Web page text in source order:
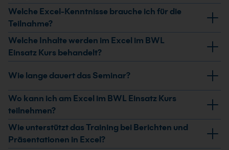
Das Seminar richtet sich an Fachkräfte aus Personal,
Organisation, EDV, Rechnungswesen, Marketing,
Vertrieb und Verwaltung. Es passt, wenn Du Excel für
betriebswirtschaftliche Auswertungen, Berichte und
teamorientierte Arbeit nutzt.
Welche Excel-Kenntnisse brauche ich für die
Teilnahme?
Du solltest Grund- und Aufbaukenntnisse in Excel
mitbringen. So kannst Du die Inhalte zu
Datenaustausch, Auswertung, Darstellung und
Zusammenarbeit sinnvoll anwenden.
Welche Inhalte werden im Excel im BWL
Einsatz Kurs behandelt?
zielorientiertes Arbeiten mit Excel, Datenpräsentation,
Datenaustausch sowie Grafiken und Diagramme.
Außerdem geht es um Teamfunktionen,
Schutzmechanismen und Änderungsverfolgung.
Wie lange dauert das Seminar?
Das Training dauert 2 Tage. In dieser Zeit vertiefst Du
praxisnah, wie Excel im betriebswirtschaftlichen
Arbeitsalltag strukturiert und aussagekräftig
eingesetzt wird.
Wo kann ich am Excel im BWL Einsatz Kurs
teilnehmen?
Du kannst live online, als Präsenzseminar in einem der
Microsoft-Schulungszentren oder als Firmen-
Wie unterstützt das Training bei Berichten und
Präsentationen in Excel?